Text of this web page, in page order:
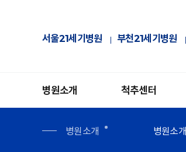
서울21세기병원 부천21세기병원
병원소개
병원소개 병원소개
척추센터